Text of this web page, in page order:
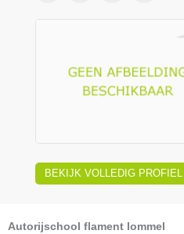
BEKIJK VOLLEDIG PROFIEL
Autorijschool flament lommel